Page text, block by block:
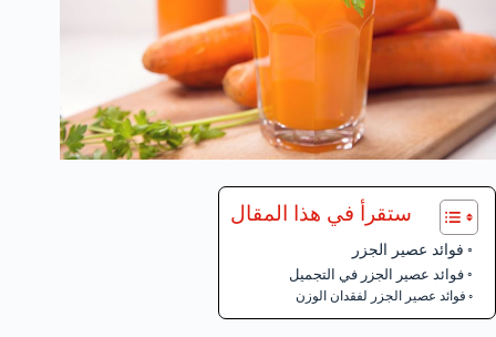
ستقرأ في هذا المقال
فوائد عصير الجزر
فوائد عصير الجزر في التجميل
فوائد عصير الجزر لفقدان الوزن